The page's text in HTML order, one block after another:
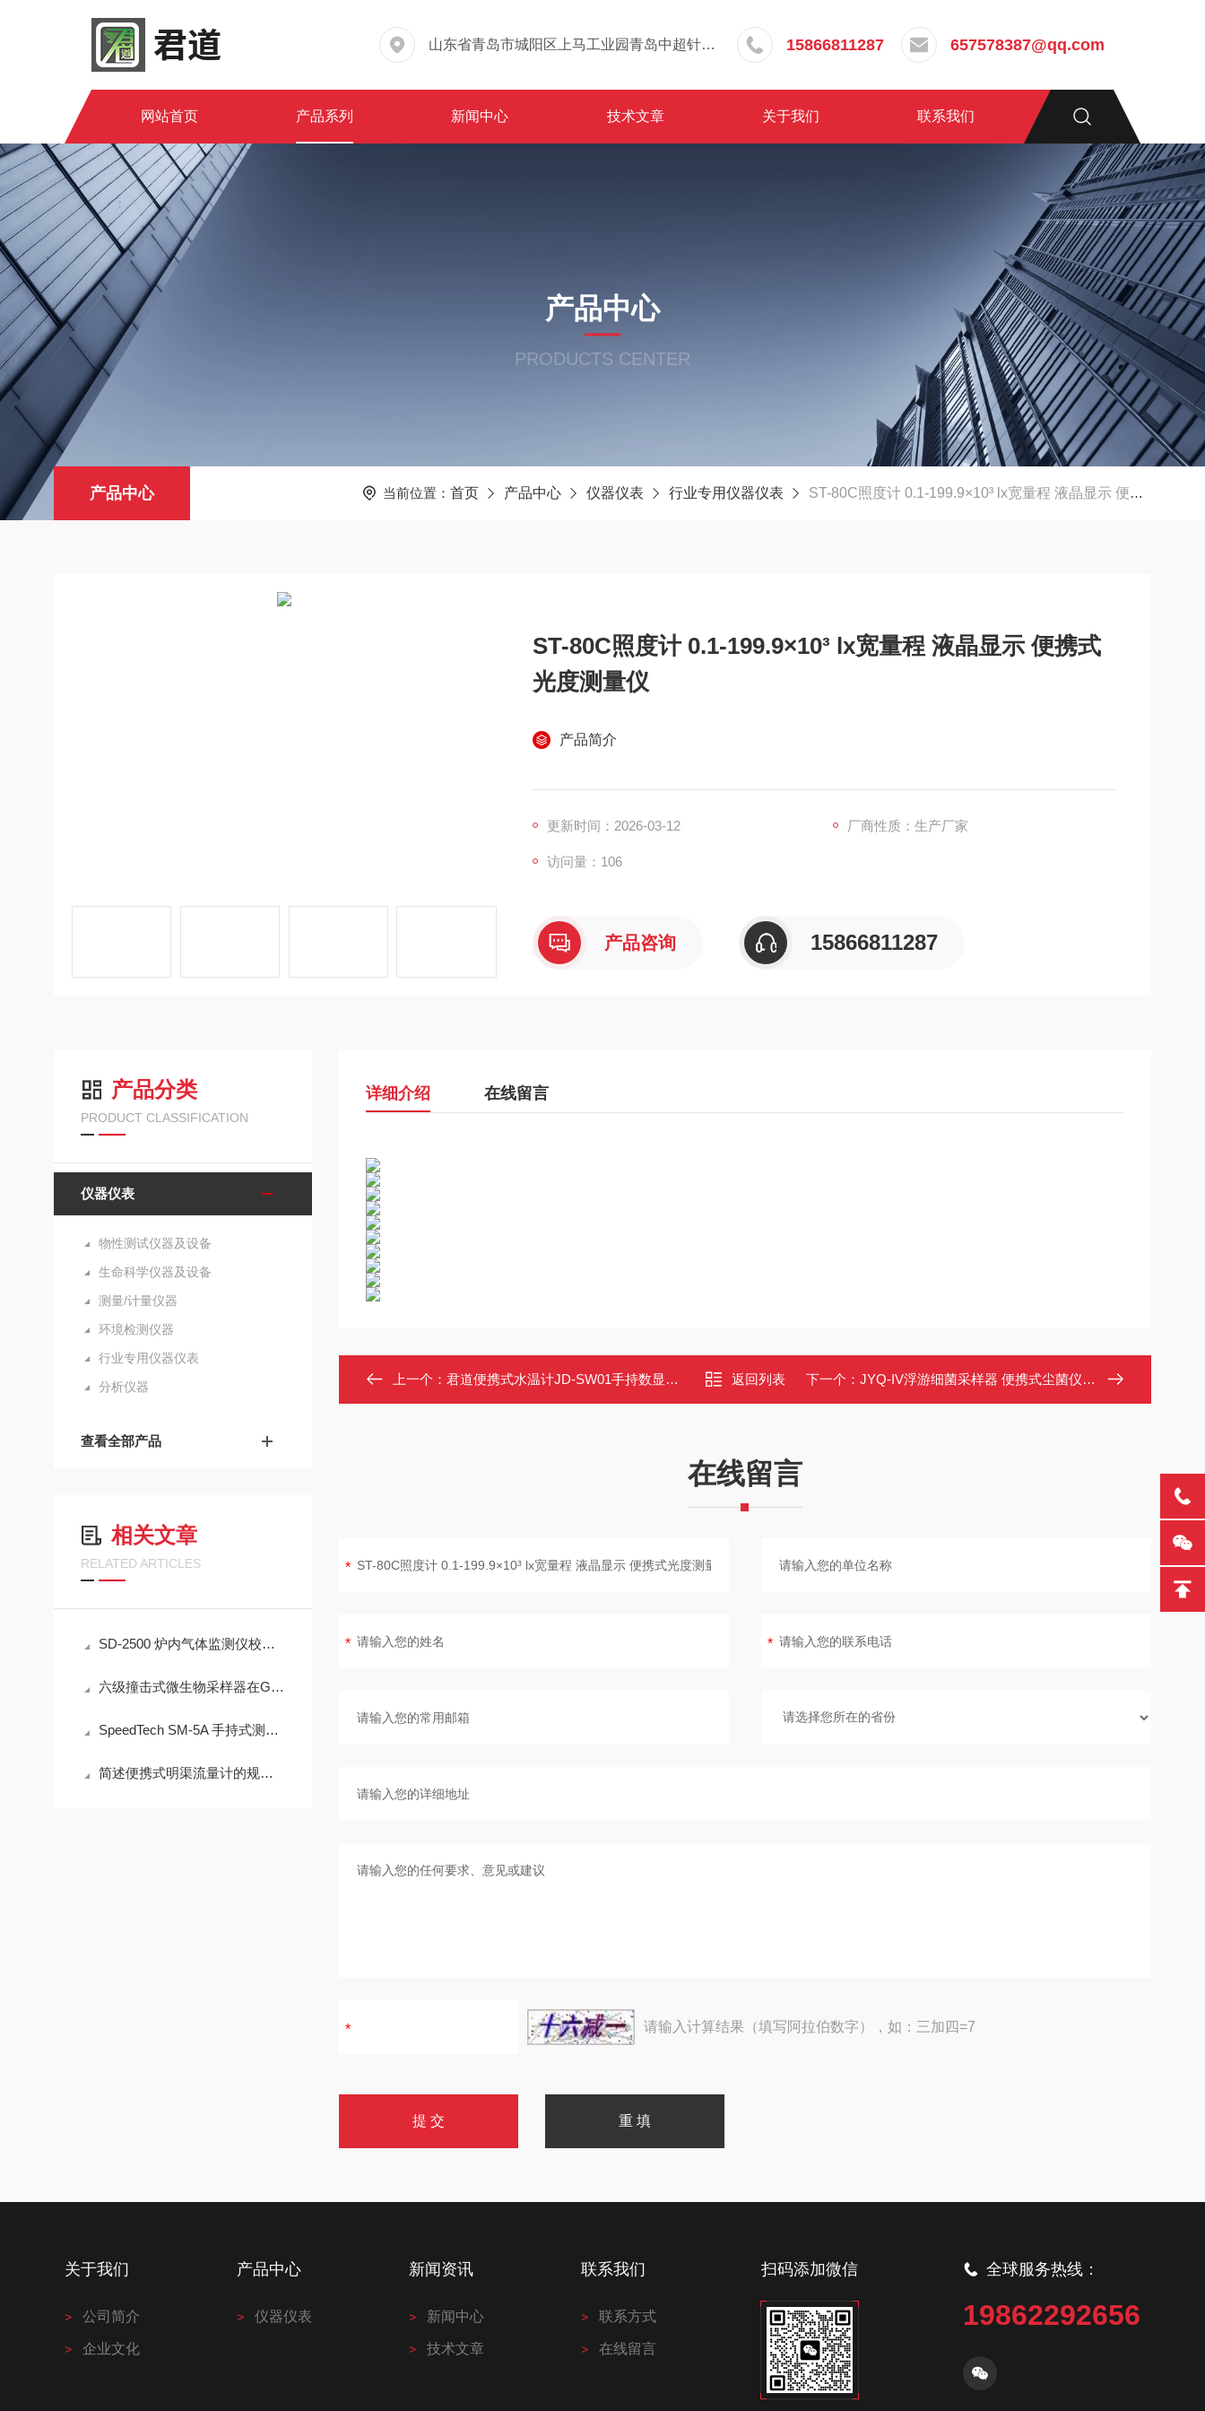
山东省青岛市城阳区上马工业园青岛中超针织有限公司院内东办公楼三层 15866811287 657578387@qq.com
网站首页 产品系列 新闻中心 技术文章 关于我们 联系我们
产品中心
PRODUCTS CENTER
产品中心 当前位置： 首页 产品中心 仪器仪表 行业专用仪器仪表 ST-80C照度计 0.1-199.9×10³ lx宽量程 液晶显示 便携式光度测量仪
ST-80C照度计 0.1-199.9×10³ lx宽量程 液晶显示 便携式
光度测量仪
产品简介
更新时间：2026-03-12 厂商性质：生产厂家
访问量：106
产品咨询 15866811287
产品分类
PRODUCT CLASSIFICATION
仪器仪表
物性测试仪器及设备
生命科学仪器及设备
测量/计量仪器
环境检测仪器
行业专用仪器仪表
分析仪器
查看全部产品
相关文章
RELATED ARTICLES
SD-2500 炉内气体监测仪校准方法详解
六级撞击式微生物采样器在GB/T 18204.3中的技术适配性分析
SpeedTech SM-5A 手持式测深仪操作误差来源与现场应用技术规范
简述便携式明渠流量计的规范操作流程
详细介绍 在线留言
上一个： 君道便携式水温计JD-SW01手持数显高精度 返回列表 下一个： JYQ-IV浮游细菌采样器 便携式尘菌仪 颗粒撞击法 0.01-6立方米可编程
在线留言
请输入计算结果（填写阿拉伯数字），如：三加四=7
关于我们
公司简介
企业文化
产品中心
仪器仪表
新闻资讯
新闻中心
技术文章
联系我们
联系方式
在线留言
扫码添加微信 全球服务热线：
19862292656